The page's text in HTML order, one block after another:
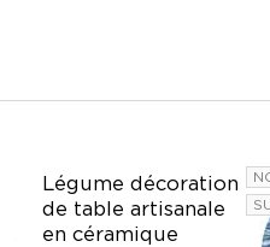
Légume décoration
de table artisanale
en céramique